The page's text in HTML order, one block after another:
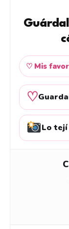
♡ Mis
♡
Lo tejí